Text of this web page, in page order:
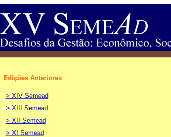
Edições Anteriores
> XIV Semead
> XIII Semead
> XII Semead
> XI Semead